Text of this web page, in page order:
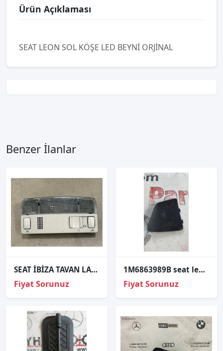
Ürün Açıklaması
SEAT LEON SOL KÖŞE LED BEYNİ ORJİNAL
Benzer İlanlar
SEAT İBİZA TAVAN LAMBASI ORJİNAL 3B0947105C
Fiyat Sorunuz
1M6863989B seat leon MK1 2002 sol dış stop iç kapağı
Fiyat Sorunuz